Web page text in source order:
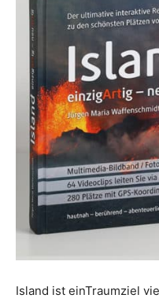
Island ist einTraumziel